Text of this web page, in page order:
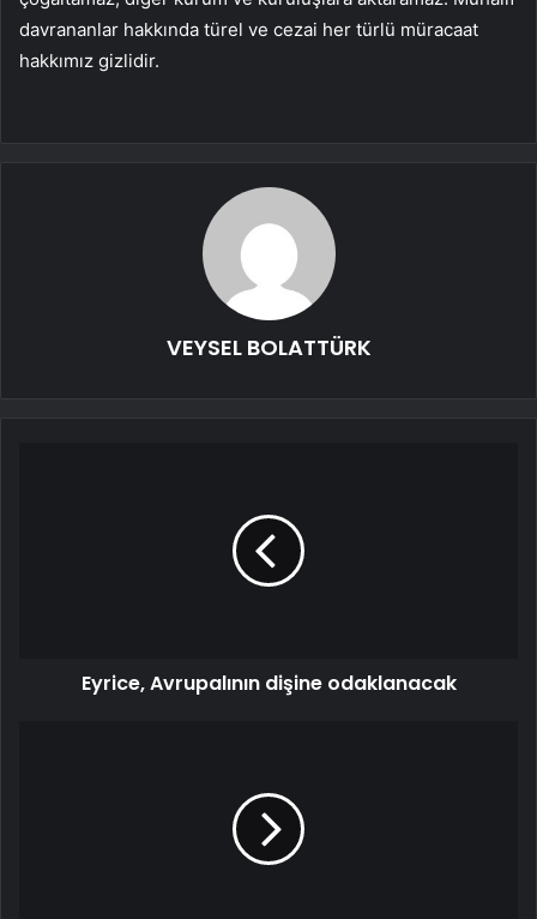
davrananlar hakkında türel ve cezai her türlü müracaat
hakkımız gizlidir.
VEYSEL BOLATTÜRK
Eyrice, Avrupalının dişine odaklanacak